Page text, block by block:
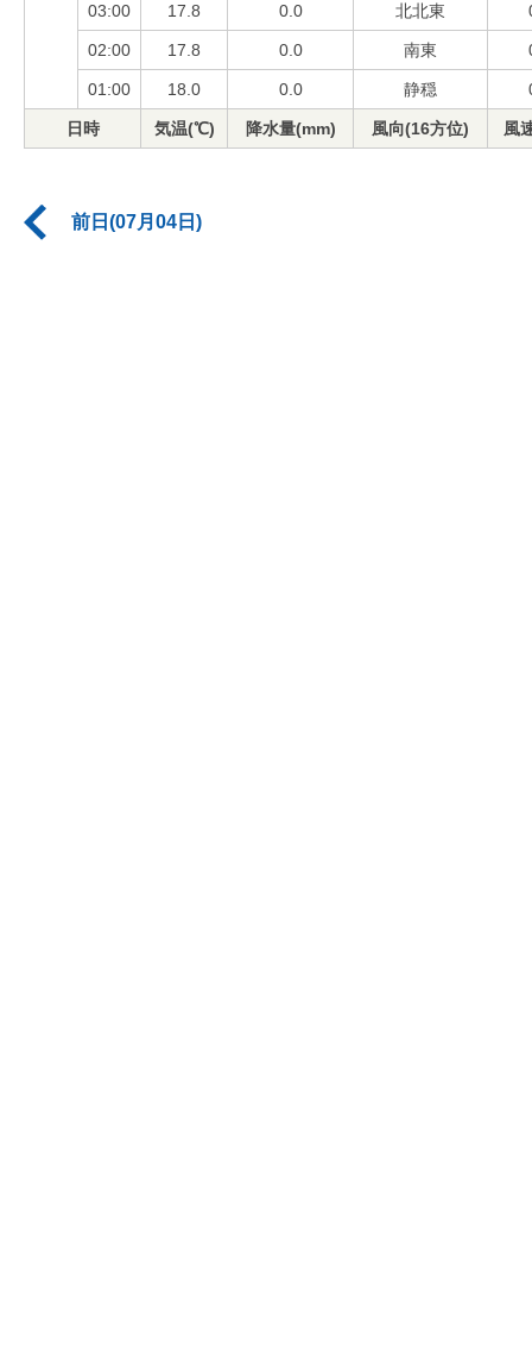
03:00 17.8 0.0 北北東
02:00 17.8 0.0 南東
01:00 18.0 0.0 静穏
日時 気温(℃) 降水量(mm) 風向(16方位) 風
前日(07月04日)